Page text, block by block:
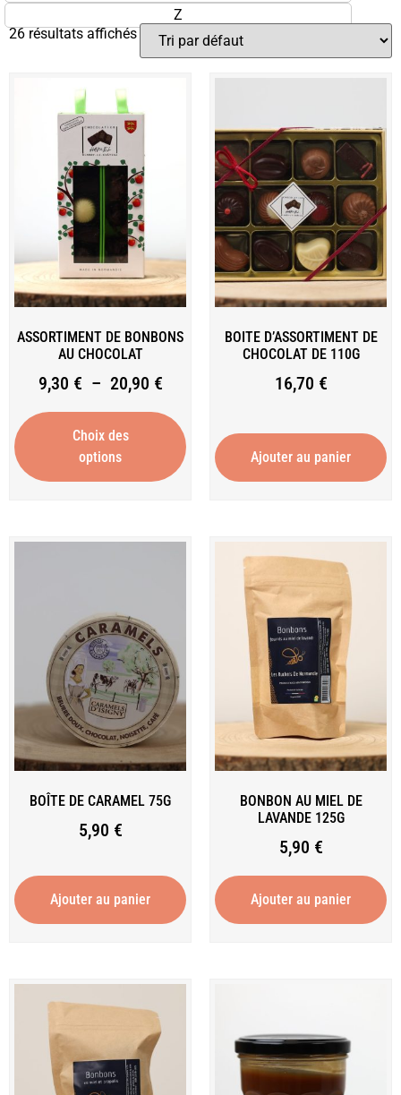
Z
26 résultats affichés
ASSORTIMENT DE BONBONS
AU CHOCOLAT
9,30 € – 20,90 €
Choix des
options
BOITE D’ASSORTIMENT DE
CHOCOLAT DE 110G
16,70 €
Ajouter au panier
BOÎTE DE CARAMEL 75G
5,90 €
Ajouter au panier
BONBON AU MIEL DE
LAVANDE 125G
5,90 €
Ajouter au panier